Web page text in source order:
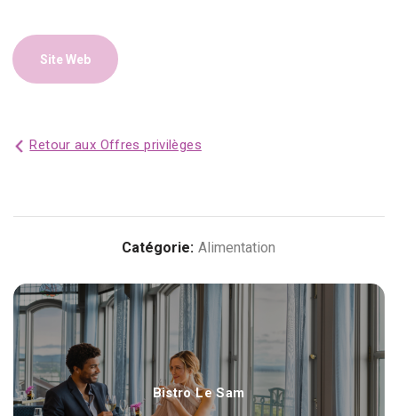
Site Web
Retour aux Offres privilèges
Catégorie: Alimentation
Bistro Le Sam